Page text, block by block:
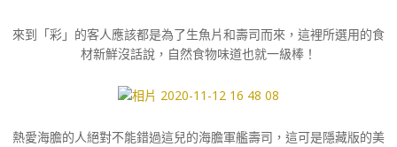
來到「彩」的客人應該都是為了生魚片和壽司而來，這裡所選用的食
材新鮮沒話說，自然食物味道也就一級棒！
熱愛海膽的人絕對不能錯過這兒的海膽軍艦壽司，這可是隱藏版的美